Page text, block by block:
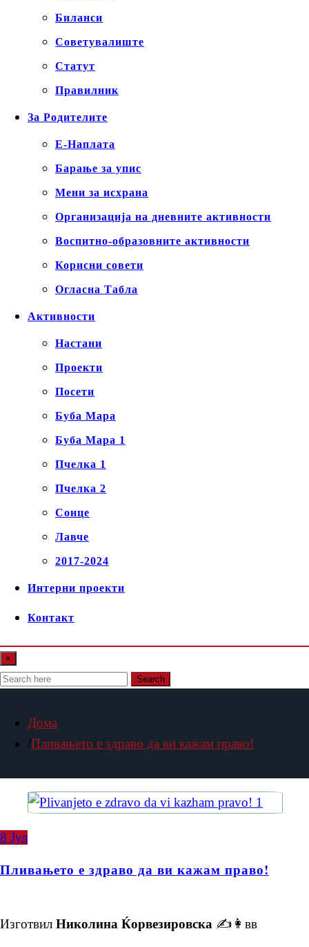
Биланси
Советувалиште
Статут
Правилник
За Родителите
Е-Наплата
Барање за упис
Мени за исхрана
Организација на дневните активности
Воспитно-образовните активности
Корисни совети
Огласна Табла
Активности
Настани
Проекти
Посети
Буба Мара
Буба Мара 1
Пчелка 1
Пчелка 2
Сонце
Лавче
2017-2024
Интерни проекти
Контакт
×
Search
Дома
Пливањето е здраво да ви кажам право!
8 Јул
Пливањето е здраво да ви кажам право!
Изготвил Николина Ќорвезировска ✍️👩‍вв